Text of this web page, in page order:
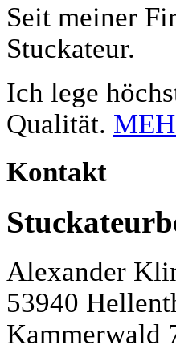
Seit meiner
Stuckateur.
Ich lege
Qualität.
Kontakt
Alexander
53940
Kammerwald